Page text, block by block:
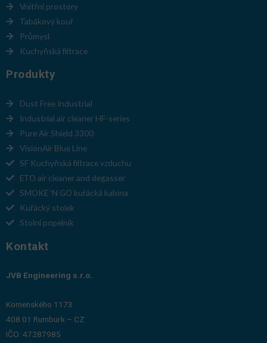
Vnitřní prostory
Tabákový kouř
Průmysl
Kuchyňská filtrace
Produkty
Dust Free Industrial
Industrial air cleaner HF-series
Pure Air Shield 3300
VisionAir Blue Line
SF Kuchyňská filtrace vzduchu
ETO air cleaner and degasser
SMOKE ‘N GO kuřácká kabina
Kuřácký stolek
Stolní popelník
Kontakt
JVB Engineering s.r.o.
Komenského 1173
408 01 Rumburk – CZ
IČO: 47287985